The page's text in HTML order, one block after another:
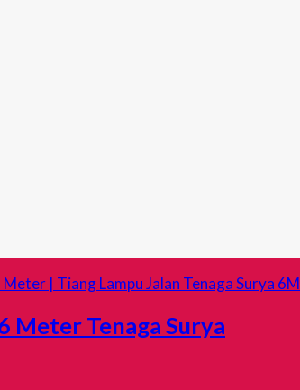
| Tiang Lampu Jalan Tenaga Surya 6M
Meter Tenaga Surya